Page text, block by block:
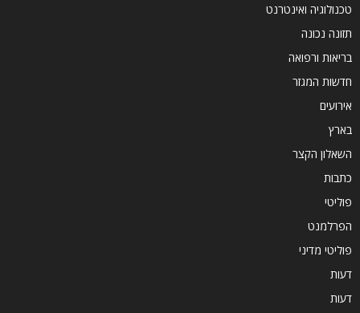
טכנולוגיה ואינטרנט
תזונה נכונה
בריאות ורפואה
חדשות המגזר
אירועים
בארץ
השאלון הקצר
כתבות
פוליטי
הפרלמנט
פוליטי מדיני
דעות
דעות